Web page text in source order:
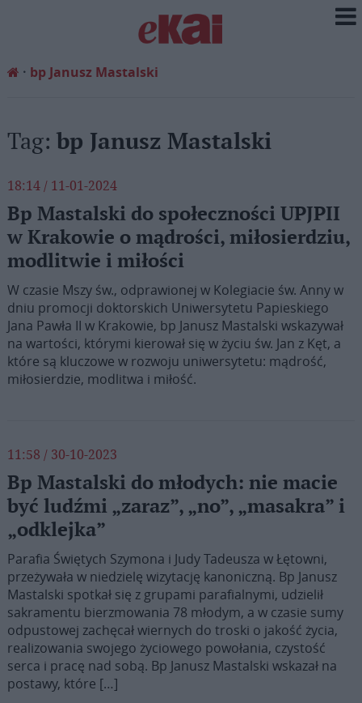
bp Janusz Mastalski
Tag: bp Janusz Mastalski
18:14 / 11-01-2024
Bp Mastalski do społeczności UPJPII
w Krakowie o mądrości, miłosierdziu,
modlitwie i miłości
W czasie Mszy św., odprawionej w Kolegiacie św. Anny w
dniu promocji doktorskich Uniwersytetu Papieskiego
Jana Pawła II w Krakowie, bp Janusz Mastalski wskazywał
na wartości, którymi kierował się w życiu św. Jan z Kęt, a
które są kluczowe w rozwoju uniwersytetu: mądrość,
miłosierdzie, modlitwa i miłość.
11:58 / 30-10-2023
Bp Mastalski do młodych: nie macie
być ludźmi „zaraz”, „no”, „masakra” i
„odklejka”
Parafia Świętych Szymona i Judy Tadeusza w Łętowni,
przeżywała w niedzielę wizytację kanoniczną. Bp Janusz
Mastalski spotkał się z grupami parafialnymi, udzielił
sakramentu bierzmowania 78 młodym, a w czasie sumy
odpustowej zachęcał wiernych do troski o jakość życia,
realizowania swojego życiowego powołania, czystość
serca i pracę nad sobą. Bp Janusz Mastalski wskazał na
postawy, które […]